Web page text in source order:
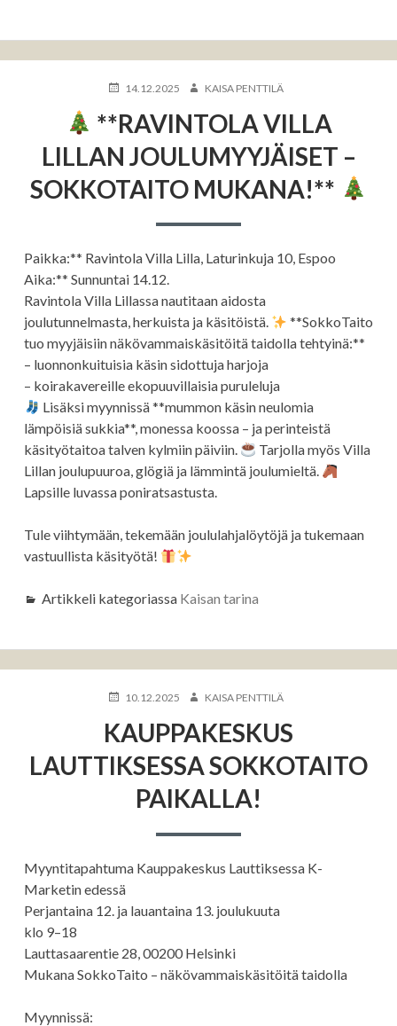
KIRJOITETTU
14.12.2025 KIRJOITTAJA
KAISA PENTTILÄ
**RAVINTOLA VILLA
LILLAN JOULUMYYJÄISET –
SOKKOTAITO MUKANA!**
Paikka:** Ravintola Villa Lilla, Laturinkuja 10, Espoo
Aika:** Sunnuntai 14.12.
Ravintola Villa Lillassa nautitaan aidosta
joulutunnelmasta, herkuista ja käsitöistä.
**SokkoTaito
tuo myyjäisiin näkövammaiskäsitöitä taidolla tehtyinä:**
– luonnonkuituisia käsin sidottuja harjoja
– koirakavereille ekopuuvillaisia puruleluja
Lisäksi myynnissä **mummon käsin neulomia
lämpöisiä sukkia**, monessa koossa – ja perinteistä
käsityötaitoa talven kylmiin päiviin.
Tarjolla myös Villa
Lillan joulupuuroa, glögiä ja lämmintä joulumieltä.
Lapsille luvassa poniratsastusta.
Tule viihtymään, tekemään joululahjalöytöjä ja tukemaan
vastuullista käsityötä!
Artikkeli kategoriassa Kaisan tarina
KIRJOITETTU
10.12.2025 KIRJOITTAJA
KAISA PENTTILÄ
KAUPPAKESKUS
LAUTTIKSESSA SOKKOTAITO
PAIKALLA!
Myyntitapahtuma Kauppakeskus Lauttiksessa K-
Marketin edessä
Perjantaina 12. ja lauantaina 13. joulukuuta
klo 9–18
Lauttasaarentie 28, 00200 Helsinki
Mukana SokkoTaito – näkövammaiskäsitöitä taidolla
Myynnissä: